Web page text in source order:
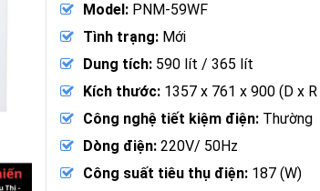
Model: PNM-59WF
Tình trạng: Mới
Dung tích: 590 lít / 365 lít
Kích thước: 1357 x 761 x 900 (D x
Công nghệ tiết kiệm điện: Thường
Dòng điện: 220V/ 50Hz
Công suất tiêu thụ điện: 187 (W)